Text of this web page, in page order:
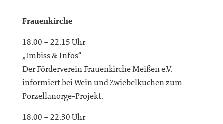
Frauenkirche
18.00 – 22.15 Uhr
„Imbiss & Infos“
Der Förderverein Frauenkirche Meißen e.V.
informiert bei Wein und Zwiebelkuchen zum
Porzellanorge-Projekt.
18.00 – 22.30 Uhr